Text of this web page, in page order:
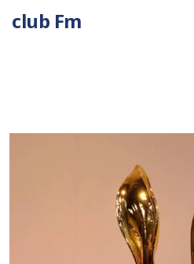
club Fm